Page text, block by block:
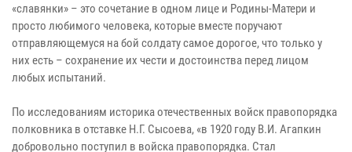
«славянки» – это сочетание в одном лице и Родины-Матери и
просто любимого человека, которые вместе поручают
отправляющемуся на бой солдату самое дорогое, что только у
них есть – сохранение их чести и достоинства перед лицом
любых испытаний.
По исследованиям историка отечественных войск правопорядка
полковника в отставке Н.Г. Сысоева, «в 1920 году В.И. Агапкин
добровольно поступил в войска правопорядка. Стал